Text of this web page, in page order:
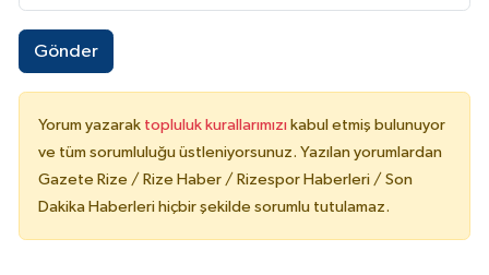
Gönder
Yorum yazarak topluluk kurallarımızı kabul etmiş bulunuyor
ve tüm sorumluluğu üstleniyorsunuz. Yazılan yorumlardan
Gazete Rize / Rize Haber / Rizespor Haberleri / Son
Dakika Haberleri hiçbir şekilde sorumlu tutulamaz.